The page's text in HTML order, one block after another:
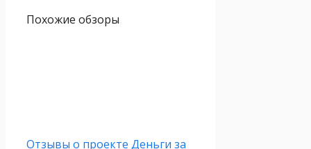
Похожие обзоры
Отзывы о проекте Деньги за